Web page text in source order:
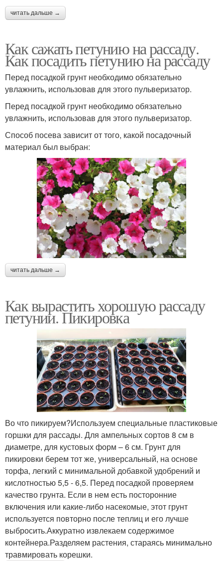
читать дальше →
Как сажать петунию на рассаду.
Как посадить петунию на рассаду
Перед посадкой грунт необходимо обязательно
увлажнить, использовав для этого пульверизатор.
Перед посадкой грунт необходимо обязательно
увлажнить, использовав для этого пульверизатор.
Способ посева зависит от того, какой посадочный
материал был выбран:
читать дальше →
Как вырастить хорошую рассаду
петунии. Пикировка
Во что пикируем?Используем специальные пластиковые
горшки для рассады. Для ампельных сортов 8 см в
диаметре, для кустовых форм – 6 см. Грунт для
пикировки берем тот же, универсальный, на основе
торфа, легкий с минимальной добавкой удобрений и
кислотностью 5,5 - 6,5. Перед посадкой проверяем
качество грунта. Если в нем есть посторонние
включения или какие-либо насекомые, этот грунт
используется повторно после теплиц и его лучше
выбросить.Аккуратно извлекаем содержимое
контейнера.Разделяем растения, стараясь минимально
травмировать корешки.